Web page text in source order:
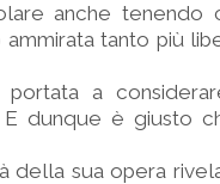
anche tenendo
tanto più
a
dunque è giusto
della sua opera